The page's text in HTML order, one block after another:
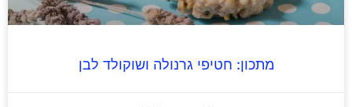
מתכון: חטיפי גרנולה ושוקולד לבן